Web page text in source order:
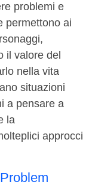
problemi e
permettono ai
il valore del
nella vita
situazioni
a pensare a
la
approcci